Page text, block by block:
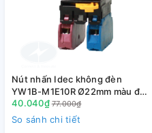
Nút nhấn Idec không đèn
YW1B-M1E10R Ø22mm màu đỏ
1NO
40.040₫ 77.000₫
So sánh chi tiết